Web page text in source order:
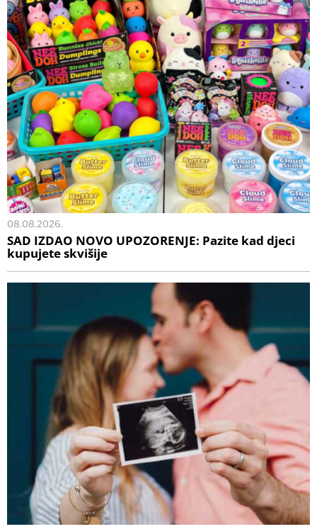
08.08.2026.
SAD IZDAO NOVO UPOZORENJE: Pazite kad djeci
kupujete skvišije